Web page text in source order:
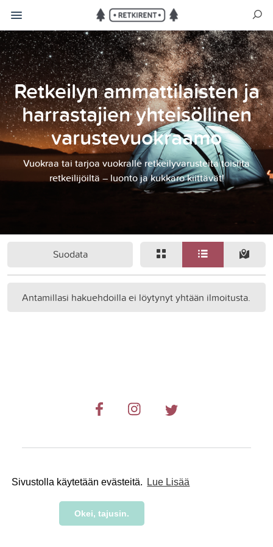
Sivustolla käytetään evästeitä. Lue Lisää
Okei, tajusin.
Retkeilyn ammattilaisten ja
harrastajien yhteisöllinen
varustevuokraamo
Vuokraa tai tarjoa vuokralle retkeilyvarusteita toisilta
retkeilijöiltä – luonto ja kukkaro kiittävät!
Suodata
Antamillasi hakuehdoilla ei löytynyt yhtään ilmoitusta.